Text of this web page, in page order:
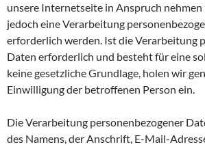
unsere Internetseite in Anspruch
jedoch eine Verarbeitung
erforderlich werden. Ist die Verarbeitung
Daten erforderlich und besteht für eine
keine gesetzliche Grundlage, holen wir
Einwilligung der betroffenen Person ein.
Die Verarbeitung personenbezogener
des Namens, der Anschrift, E-Mail-